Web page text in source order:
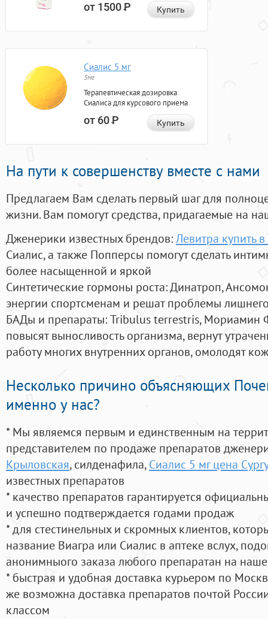
от 1500Р Купить
Сиалис 5 мг
5мг
Терапевтическая дозировка
Сиалиса для курсового приема
от 60Р Купить
На пути к совершенству вместе с нами
Предлагаем Вам сделать первый шаг для
жизни. Вам помогут средства, придагаемые на
Дженерики известных брендов:Левитра купить
Сиалис, а также Попперсы помогут сделать
более насыщенной и яркой
Синтетические гормоны роста: Динатроп,
энергии спортсменам и решат проблемы
БАДы и препараты:Tribulus terrestris, Мориамин
повысят выносливость организма, вернут
работу многих внутренних органов, омолодят
Несколько причино объясняющих
именно у нас?
* Мы являемся первым и единственным на
представителем по продаже препаратов
Крыловская, силденафила, Сиалис 5 мг цена
известных препаратов
* качество препаратов гарантируется
и успешно подтверждается годами продаж
* для стестинельных и скромных клиентов,
название Виагра или Сиалис в аптеке вслух,
анонимныого заказа любого препаратан на
* быстрая и удобная доставка курьером по
же возможна доставка препаратов почтой
классом